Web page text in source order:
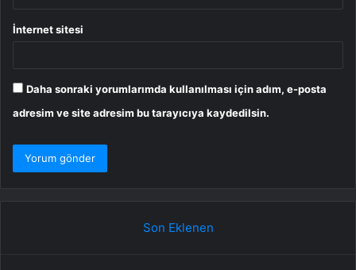
İnternet sitesi
Daha sonraki yorumlarımda kullanılması için adım, e-posta
adresim ve site adresim bu tarayıcıya kaydedilsin.
Son Eklenen